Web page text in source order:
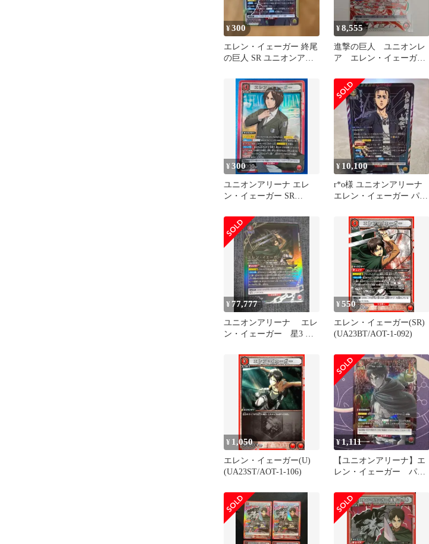
¥300
エレン・イェーガー 終尾
の巨人 SR ユニオンアリ
¥8,555
進撃の巨人 ユニオンレ
ア エレン・イェーガ
名配送
¥300
ユニオンアリーナ エレ
ン・イェーガー SR
¥ 10,100
r*o様 ユニオンアリーナ
エレン・イェーガー パラ
¥ 77,777
ユニオンアリーナ エレ
ン・イェーガー 星3 パ
¥550
エレン・イェーガー(SR)
(UA23BT/AOT-1-092)
¥ 1,050
エレン・イェーガー(U)
(UA23ST/AOT-1-106)
¥1,111
【ユニオンアリーナ】エ
レン・イェーガー パラ